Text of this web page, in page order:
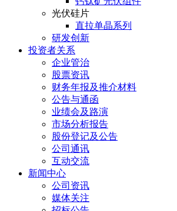
光伏硅片
直拉单晶系列
研发创新
投资者关系
企业管治
股票资讯
财务年报及推介材料
公告与通函
业绩会及路演
市场分析报告
股份登记及公告
公司通讯
互动交流
新闻中心
公司资讯
媒体关注